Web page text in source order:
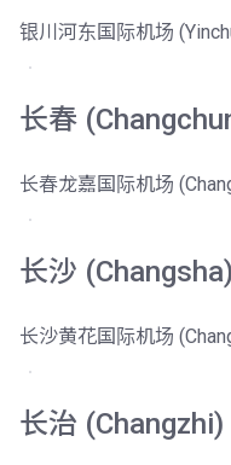
银川河东国际机场
长春
长春龙嘉国际机场
长沙 (Changsha)
长沙黄花国际机场
长治 (Changzhi)